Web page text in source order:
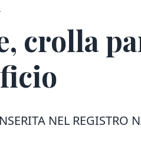
crolla
NEL REGISTRO